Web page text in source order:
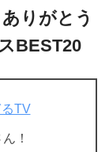
りがとう
BEST20
TV
ん！